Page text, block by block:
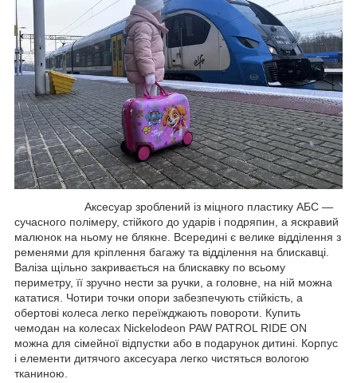
Аксесуар зроблений із міцного пластику АБС —
сучасного полімеру, стійкого до ударів і подряпин, а яскравий
малюнок на ньому не блякне. Всередині є велике відділення з
ременями для кріплення багажу та відділення на блискавці.
Валіза щільно закривається на блискавку по всьому
периметру, її зручно нести за ручки, а головне, на ній можна
кататися. Чотири точки опори забезпечують стійкість, а
обертові колеса легко переїжджають повороти. Купить
чемодан на колесах Nickelodeon PAW PATROL RIDE ON
можна для сімейної відпустки або в подарунок дитині. Корпус
і елементи дитячого аксесуара легко чистяться вологою
тканиною.